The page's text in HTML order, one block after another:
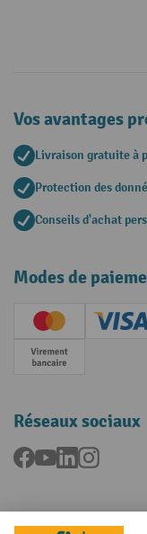
Vos avantages
Livraison gratuite à
Protection des
Conseils d'achat
Modes de
Creditcard
Paiement
Réseaux sociaux
Facebook
YouTubeLinkedIn
Langues